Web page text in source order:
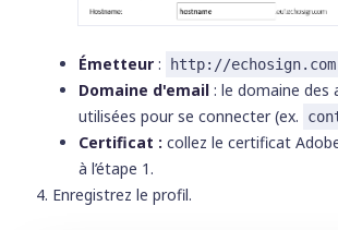
Émetteur : http://echosign.com
Domaine d'email : le domaine des
utilisées pour se connecter (ex.
Certificat : collez le certificat
à l’étape 1.
Enregistrez le profil.